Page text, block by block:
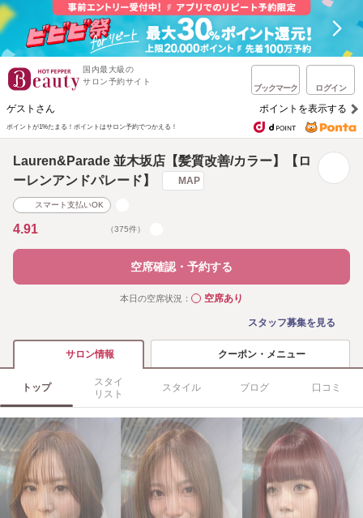
国内最大級の
サロン予約サイト
ブックマーク ログイン
ゲストさん ポイントを表示する
ポイントが1%たまる！ ポイントはサロン予約でつかえる！
Lauren&Parade 並木坂店【髪質改善/カラー】【ロ
ーレンアンドパレード】
MAP
スマート支払いOK
4.91 （375件）
空席確認・予約する
本日の空席状況： ◯空席あり
スタッフ募集を見る
サロン情報 クーポン・メニュー
トップ
スタイ
リスト
スタイル ブログ 口コミ